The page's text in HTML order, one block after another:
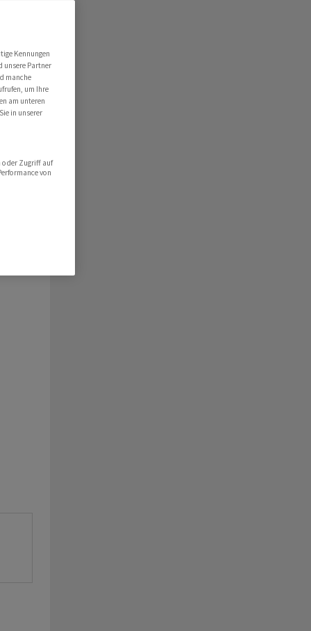
Kennungen
unsere Partner
manche
um Ihre
am unteren
in unserer
oder Zugriff auf
von